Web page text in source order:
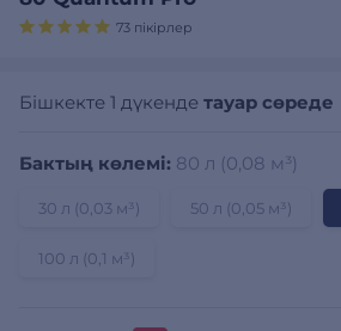
73 пікірлер
Бішкекте 1 дүкенде тауар сөреде
Бактың көлемі: 80 л (0,08 м³)
30 л (0,03 м³) 50 л (0,05 м³)
100 л (0,1 м³)